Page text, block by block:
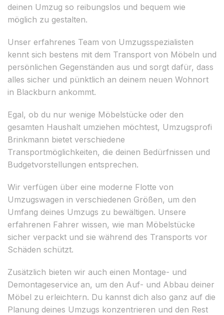
deinen Umzug so reibungslos und bequem wie
möglich zu gestalten.
Unser erfahrenes Team von Umzugsspezialisten
kennt sich bestens mit dem Transport von Möbeln und
persönlichen Gegenständen aus und sorgt dafür, dass
alles sicher und pünktlich an deinem neuen Wohnort
in Blackburn ankommt.
Egal, ob du nur wenige Möbelstücke oder den
gesamten Haushalt umziehen möchtest, Umzugsprofi
Brinkmann bietet verschiedene
Transportmöglichkeiten, die deinen Bedürfnissen und
Budgetvorstellungen entsprechen.
Wir verfügen über eine moderne Flotte von
Umzugswagen in verschiedenen Größen, um den
Umfang deines Umzugs zu bewältigen. Unsere
erfahrenen Fahrer wissen, wie man Möbelstücke
sicher verpackt und sie während des Transports vor
Schäden schützt.
Zusätzlich bieten wir auch einen Montage- und
Demontageservice an, um den Auf- und Abbau deiner
Möbel zu erleichtern. Du kannst dich also ganz auf die
Planung deines Umzugs konzentrieren und den Rest